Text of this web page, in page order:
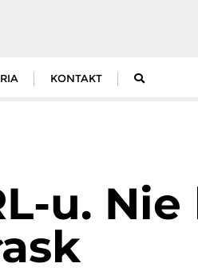
KONTAKT
u. Nie